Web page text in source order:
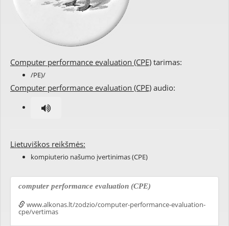
Computer performance evaluation (CPE) tarimas:
/PE)/
Computer performance evaluation (CPE) audio:
Lietuviškos reikšmės:
kompiuterio našumo įvertinimas (CPE)
computer performance evaluation (CPE)
www.alkonas.lt/zodzio/computer-performance-evaluation-
cpe/vertimas